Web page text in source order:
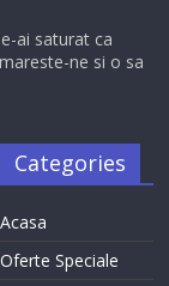
ai saturat ca
ne si o sa
Categories
Acasa
Oferte Speciale